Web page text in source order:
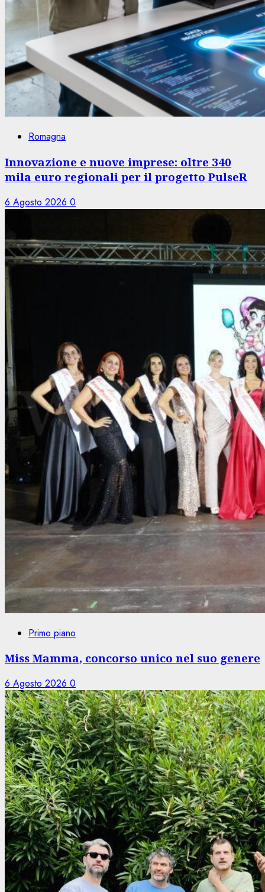
Romagna
Innovazione e nuove imprese: oltre 340
mila euro regionali per il progetto PulseR
6 Agosto 2026 0
Primo piano
Miss Mamma, concorso unico nel suo genere
6 Agosto 2026 0